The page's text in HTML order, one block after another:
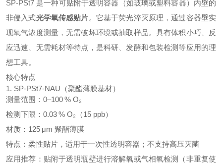
SP‑PSt7 是一种可贴附于透明容器（如玻璃或塑料容器）内壁的
非侵入式光学氧传感贴片。它基于荧光淬灭原理，通过容器壁实
现氧气浓度测量，无需破坏环境或抽取样品。具有体积小巧、反
应迅速、无需耗材等特点，是科研、发酵和包装检测等应用的理
想工具。
核心特点
1. SP‑PSt7‑NAU（聚酯薄膜基材）
测量范围：0–100 % O₂
检测下限：0.03 % O₂（15 ppb）
材质：125 μm 聚酯薄膜
特点：柔性贴片，适用于一次性透明容器；不支持高压灭菌
应用推荐：贴附于透明瓶壁进行溶解氧或气相氧检测（非重复使